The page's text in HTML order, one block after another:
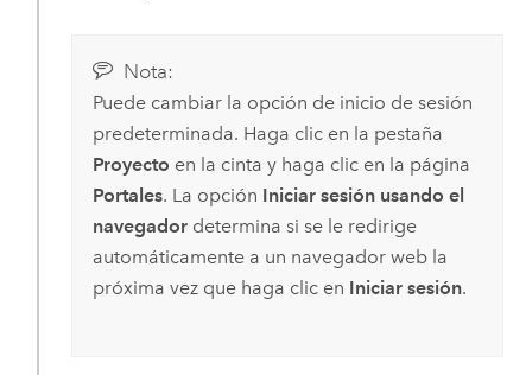
Nota:
Puede cambiar la opción de inicio de sesión
predeterminada. Haga clic en la pestaña
Proyecto en la cinta y haga clic en la página
Portales. La opción Iniciar sesión usando el
navegadordetermina si se le redirige
automáticamente a un navegador web la
próxima vez que haga clic en Iniciar sesión.